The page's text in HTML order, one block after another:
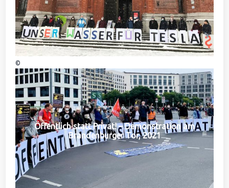
©
Öffentlich statt Privat! – Demonstration am
Brandenburger Tor, 2021